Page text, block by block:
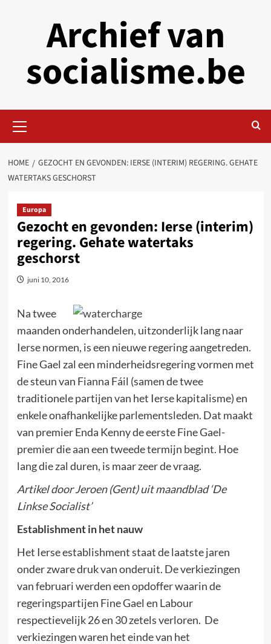
Archief van
socialisme.be
Menu
HOME
GEZOCHT EN GEVONDEN: IERSE (INTERIM) REGERING. GEHATE
WATERTAKS GESCHORST
Europa
Gezocht en gevonden: Ierse (interim)
regering. Gehate watertaks
geschorst
juni 10, 2016
Na twee
maanden onderhandelen, uitzonderlijk lang naar
Ierse normen, is een nieuwe regering aangetreden.
Fine Gael zal een minderheidsregering vormen met
de steun van Fianna Fáil (samen de twee
traditionele partijen van het Ierse kapitalisme) en
enkele onafhankelijke parlementsleden. Dat maakt
van premier Enda Kenny de eerste Fine Gael-
premier die aan een tweede termijn begint. Hoe
lang die zal duren, is maar zeer de vraag.
Artikel door Jeroen (Gent) uit maandblad ‘De
Linkse Socialist’
Establishment in het nauw
Het Ierse establishment staat de laatste jaren
onder zware druk van onderuit. De verkiezingen
van februari werden een opdoffer waarin de
regeringspartijen Fine Gael en Labour
respectievelijk 26 en 30 zetels verloren. De
verkiezingen waren het einde van het